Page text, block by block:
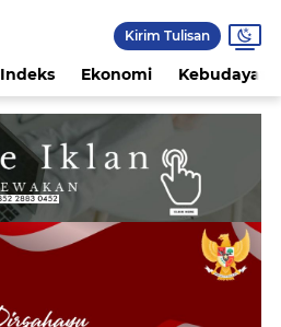
Kirim Tulisan
Indeks Ekonomi Kebudayaan